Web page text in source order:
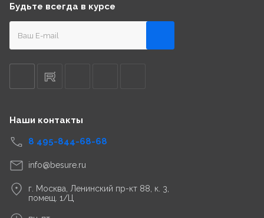
Будьте всегда в курсе
Наши контакты
8 495-844-68-68
info@besure.ru
г. Москва, Ленинский пр-кт 88, к. 3,
помещ. 1/Ц